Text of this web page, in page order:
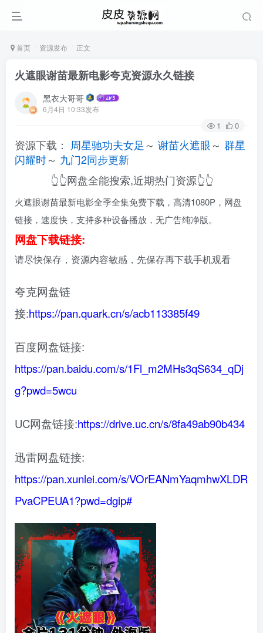
首页 资源发布 正文
火遮眼谢苗最新电影夸克资源永久链接
黑衣大哥哥
6月4日 10:33发布
1 0
资源下载： 周星驰功夫女足 ～ 谢苗火遮眼～ 群星
闪耀时～ 九门2同步更新
👆👆网盘全能搜索,近期热门资源👆👆
火遮眼谢苗最新电影全季全集免费下载，高清1080P，网盘
链接，速度快，支持多种设备播放，无广告纯净版。
网盘下载链接:
请尽快保存，资源内容敏感，先保存再下载手机观看
夸克网盘链
接:https://pan.quark.cn/s/acb113385f49
百度网盘链接:
https://pan.baidu.com/s/1Fl_m2MHs3qS634_qDj
g?pwd=5wcu
UC网盘链接:https://drive.uc.cn/s/8fa49ab90b434
迅雷网盘链接:
https://pan.xunlei.com/s/VOrEANmYaqmhwXLDR
PvaCPEUA1?pwd=dgip#